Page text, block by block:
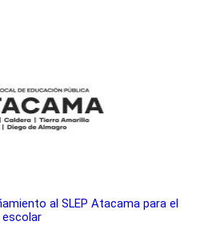
al SLEP Atacama para el